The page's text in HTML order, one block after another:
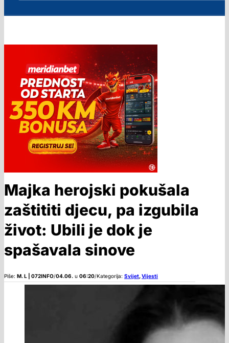
Majka herojski pokušala
zaštititi djecu, pa izgubila
život: Ubili je dok je
spašavala sinove
Piše: M. L | 072INFO/04.06. u 06:20/Kategorija: Svijet,Vijesti